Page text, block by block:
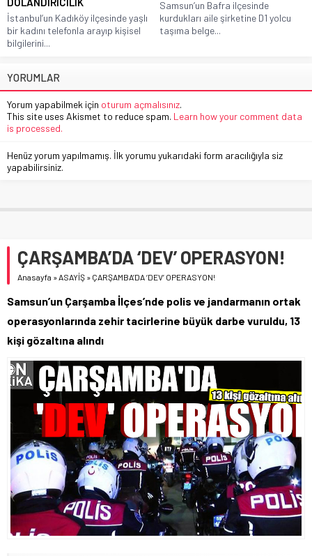
İstanbul’un Kadıköy ilçesinde yaşlı
bir kadını telefonla arayıp kişisel
bilgilerini...
Samsun’un Bafra ilçesinde
kurdukları aile şirketine D1 yolcu
taşıma belge...
YORUMLAR
Yorum yapabilmek için oturum açmalısınız.
This site uses Akismet to reduce spam. Learn how your comment data
is processed.
Henüz yorum yapılmamış. İlk yorumu yukarıdaki form aracılığıyla siz
yapabilirsiniz.
ÇARŞAMBA’DA ‘DEV’ OPERASYON!
Anasayfa »ASAYİŞ » ÇARŞAMBA’DA ‘DEV’ OPERASYON!
Samsun’un Çarşamba İlçes’nde polis ve jandarmanın ortak
operasyonlarında zehir tacirlerine büyük darbe vuruldu, 13
kişi gözaltına alındı